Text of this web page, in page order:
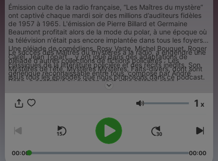
Émission culte de la radio française, “Les Maîtres du mystère”
ont captivé chaque mardi soir des millions d’auditeurs fidèles
de 1957 à 1965. L'émission de Pierre Billard et Germaine
Beaumont profitait alors de la mode du polar, à une époque où
la télévision n'était pas encore implantée dans tous les foyers.
Une pléiade de comédiens, Rosy Varte, Michel Bouquet, Roger
Carel, Jean Topart… y ont joué dans des adaptations de
classiques de la littérature policière et des récits inédits. Son
générique reconnaissable entre tous, composé par André
Popp, a contribué au succès de la plus célèbre série
radiophonique d’histoires à suspense.
Le succès des Maîtres du mystères à la radio, a engendré une
pléiade d'autres collections de fictions policières : Les
Mystères de l'été, Mystères Mystères, Faits-divers, dont sont
issus tous les épisodes que nous proposons dans ce podcast.
Ses 1 x
00:00 00:00